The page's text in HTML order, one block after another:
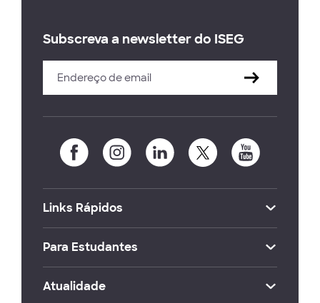
Subscreva a newsletter do ISEG
Links Rápidos
Para Estudantes
Atualidade